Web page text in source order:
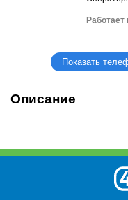
Показать
Описание